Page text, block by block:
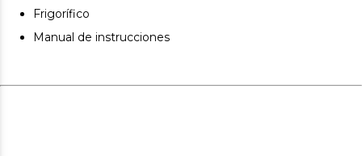
Frigorífico
Manual de instrucciones